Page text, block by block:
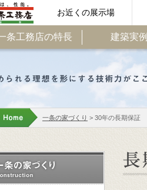
お近くの展示場
条工務店の特長 建築実例
一条の家づくり > 30年の長期保証